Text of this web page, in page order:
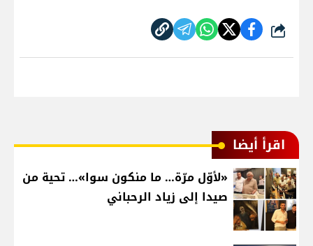
شارك
اقرأ أيضا
«لأوّل مرّة… ما منكون سوا»… تحية من
صيدا إلى زياد الرحباني